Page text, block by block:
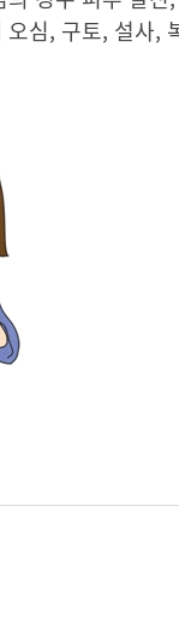
심, 구토, 설사,